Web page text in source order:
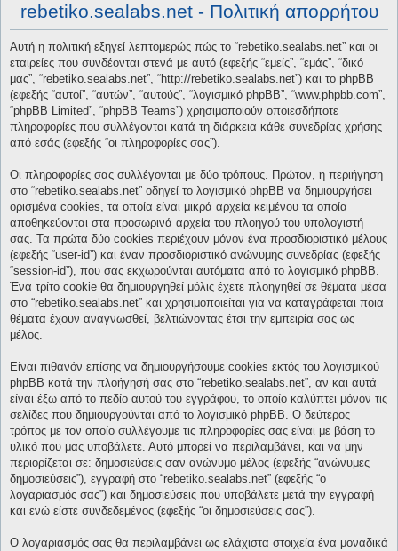
rebetiko.sealabs.net - Πολιτική απορρήτου
Αυτή η πολιτική εξηγεί λεπτομερώς πώς το “rebetiko.sealabs.net” και οι
εταιρείες που συνδέονται στενά με αυτό (εφεξής “εμείς”, “εμάς”, “δικό
μας”, “rebetiko.sealabs.net”, “http://rebetiko.sealabs.net”) και το phpBB
(εφεξής “αυτοί”, “αυτών”, “αυτούς”, “λογισμικό phpBB”, “www.phpbb.com”,
“phpBB Limited”, “phpBB Teams”) χρησιμοποιούν οποιεσδήποτε
πληροφορίες που συλλέγονται κατά τη διάρκεια κάθε συνεδρίας χρήσης
από εσάς (εφεξής “οι πληροφορίες σας”).
Οι πληροφορίες σας συλλέγονται με δύο τρόπους. Πρώτον, η περιήγηση
στο “rebetiko.sealabs.net” οδηγεί το λογισμικό phpBB να δημιουργήσει
ορισμένα cookies, τα οποία είναι μικρά αρχεία κειμένου τα οποία
αποθηκεύονται στα προσωρινά αρχεία του πλοηγού του υπολογιστή
σας. Τα πρώτα δύο cookies περιέχουν μόνον ένα προσδιοριστικό μέλους
(εφεξής “user-id”) και έναν προσδιοριστικό ανώνυμης συνεδρίας (εφεξής
“session-id”), που σας εκχωρούνται αυτόματα από το λογισμικό phpBB.
Ένα τρίτο cookie θα δημιουργηθεί μόλις έχετε πλοηγηθεί σε θέματα μέσα
στο “rebetiko.sealabs.net” και χρησιμοποιείται για να καταγράφεται ποια
θέματα έχουν αναγνωσθεί, βελτιώνοντας έτσι την εμπειρία σας ως
μέλος.
Είναι πιθανόν επίσης να δημιουργήσουμε cookies εκτός του λογισμικού
phpBB κατά την πλοήγησή σας στο “rebetiko.sealabs.net”, αν και αυτά
είναι έξω από το πεδίο αυτού του εγγράφου, το οποίο καλύπτει μόνον τις
σελίδες που δημιουργούνται από το λογισμικό phpBB. Ο δεύτερος
τρόπος με τον οποίο συλλέγουμε τις πληροφορίες σας είναι με βάση το
υλικό που μας υποβάλετε. Αυτό μπορεί να περιλαμβάνει, και να μην
περιορίζεται σε: δημοσιεύσεις σαν ανώνυμο μέλος (εφεξής “ανώνυμες
δημοσιεύσεις”), εγγραφή στο “rebetiko.sealabs.net” (εφεξής “ο
λογαριασμός σας”) και δημοσιεύσεις που υποβάλετε μετά την εγγραφή
και ενώ είστε συνδεδεμένος (εφεξής “οι δημοσιεύσεις σας”).
Ο λογαριασμός σας θα περιλαμβάνει ως ελάχιστα στοιχεία ένα μοναδικά